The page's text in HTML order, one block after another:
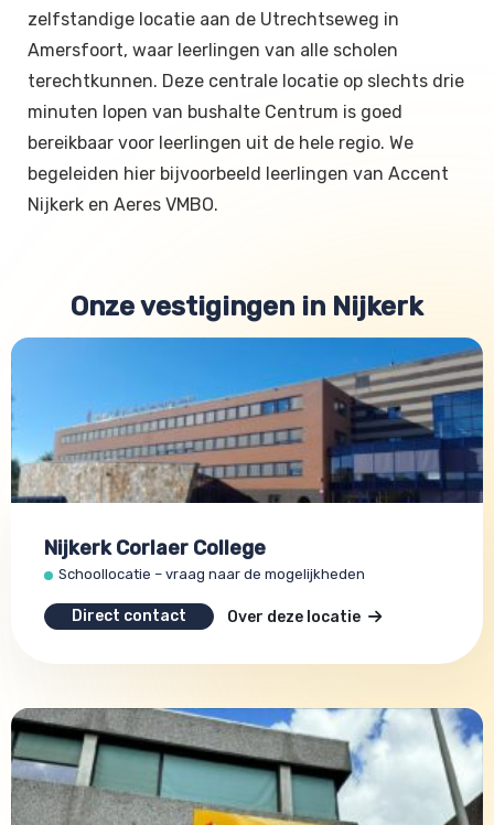
zelfstandige locatie aan de Utrechtseweg in
Amersfoort, waar leerlingen van alle scholen
terechtkunnen. Deze centrale locatie op slechts drie
minuten lopen van bushalte Centrum is goed
bereikbaar voor leerlingen uit de hele regio. We
begeleiden hier bijvoorbeeld leerlingen van Accent
Nijkerk en Aeres VMBO.
Onze vestigingen in Nijkerk
Nijkerk Corlaer College
Schoollocatie – vraag naar de mogelijkheden
Direct contact Over deze locatie